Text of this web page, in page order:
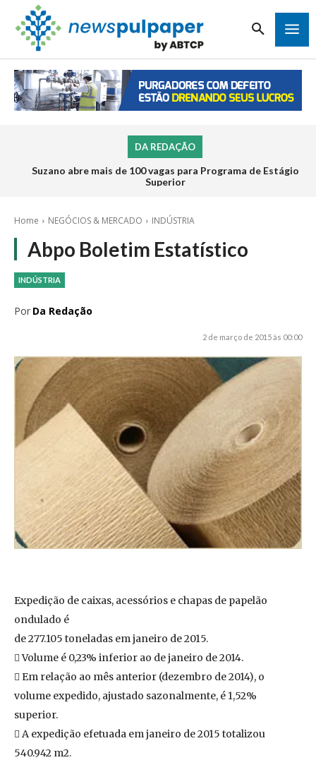
DA REDAÇÃO
Suzano abre mais de 100 vagas para Programa de Estágio
Superior
Home NEGÓCIOS & MERCADO INDÚSTRIA
Abpo Boletim Estatístico
INDÚSTRIA
Por Da Redação
2 de março de 2015 às 00:00
Expedição de caixas, acessórios e chapas de papelão
ondulado é
de 277.105 toneladas em janeiro de 2015.
 Volume é 0,23% inferior ao de janeiro de 2014.
 Em relação ao mês anterior (dezembro de 2014), o
volume expedido, ajustado sazonalmente, é 1,52%
superior.
 A expedição efetuada em janeiro de 2015 totalizou
540.942 m2.